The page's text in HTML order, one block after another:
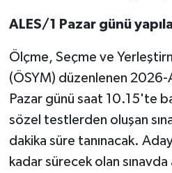
ALES/1 Pazar günü
Ölçme, Seçme ve
(ÖSYM) düzenlenen 2026-
Pazar günü saat 10.15'te
sözel testlerden oluşan
dakika süre tanınacak.
kadar sürecek olan